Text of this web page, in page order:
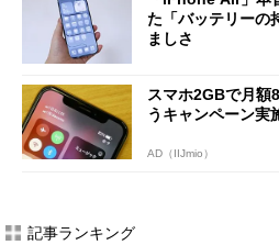
た「バッテリーの
ましさ
スマホ2GBで月額
うキャンペーン実
AD（IIJmio）
記事ランキング